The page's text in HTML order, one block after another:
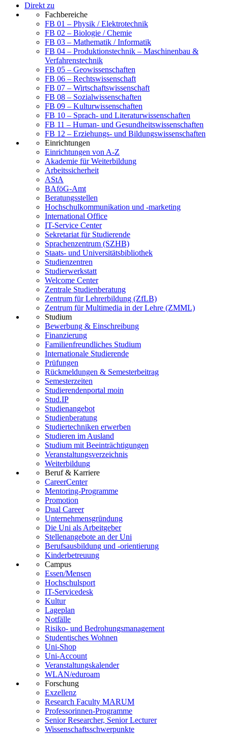
Direkt zu
Fachbereiche
FB 01 – Physik / Elektrotechnik
FB 02 – Biologie / Chemie
FB 03 – Mathematik / Informatik
FB 04 – Produktionstechnik – Maschinenbau &
Verfahrenstechnik
FB 05 – Geowissenschaften
FB 06 – Rechtswissenschaft
FB 07 – Wirtschaftswissenschaft
FB 08 – Sozialwissenschaften
FB 09 – Kulturwissenschaften
FB 10 – Sprach- und Literaturwissenschaften
FB 11 – Human- und Gesundheitswissenschaften
FB 12 – Erziehungs- und Bildungswissenschaften
Einrichtungen
Einrichtungen von A-Z
Akademie für Weiterbildung
Arbeitssicherheit
AStA
BAföG-Amt
Beratungsstellen
Hochschulkommunikation und -marketing
International Office
IT-Service Center
Sekretariat für Studierende
Sprachenzentrum (SZHB)
Staats- und Universitätsbibliothek
Studienzentren
Studierwerkstatt
Welcome Center
Zentrale Studienberatung
Zentrum für Lehrerbildung (ZfLB)
Zentrum für Multimedia in der Lehre (ZMML)
Studium
Bewerbung & Einschreibung
Finanzierung
Familienfreundliches Studium
Internationale Studierende
Prüfungen
Rückmeldungen & Semesterbeitrag
Semesterzeiten
Studierendenportal moin
Stud.IP
Studienangebot
Studienberatung
Studiertechniken erwerben
Studieren im Ausland
Studium mit Beeinträchtigungen
Veranstaltungsverzeichnis
Weiterbildung
Beruf & Karriere
CareerCenter
Mentoring-Programme
Promotion
Dual Career
Unternehmensgründung
Die Uni als Arbeitgeber
Stellenangebote an der Uni
Berufsausbildung und -orientierung
Kinderbetreuung
Campus
Essen/Mensen
Hochschulsport
IT-Servicedesk
Kultur
Lageplan
Notfälle
Risiko- und Bedrohungsmanagement
Studentisches Wohnen
Uni-Shop
Uni-Account
Veranstaltungskalender
WLAN/eduroam
Forschung
Exzellenz
Research Faculty MARUM
Professorinnen-Programme
Senior Researcher, Senior Lecturer
Wissenschaftsschwerpunkte